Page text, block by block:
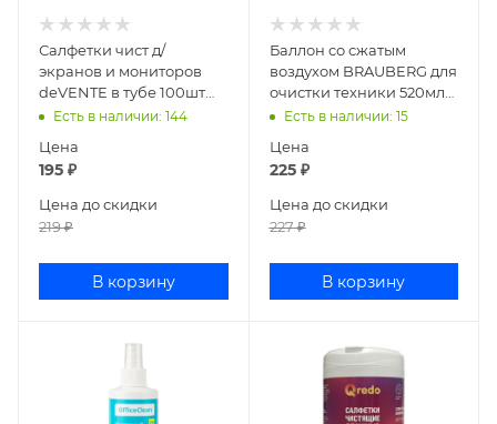
Салфетки чист д/
экранов и мониторов
deVENTE в тубе 100шт
4170401
Есть в наличии: 144
Цена
195 ₽
Цена до скидки
219₽
В корзину
Баллон со сжатым
воздухом BRAUBERG для
очистки техники 520мл
513287
Есть в наличии: 15
Цена
225₽
Цена до скидки
227₽
В корзину